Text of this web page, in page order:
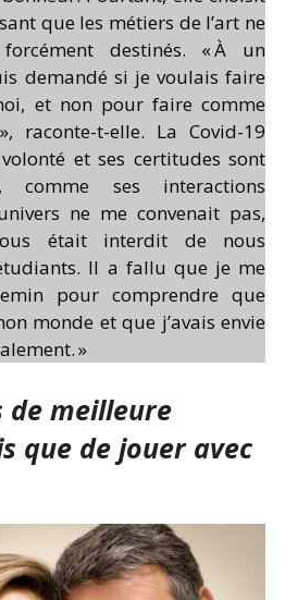
que les métiers de l’art ne
destinés. « À un
demandé si je voulais faire
et non pour faire comme
raconte-t-elle. La Covid-19
et ses certitudes sont
comme ses interactions
ne me convenait pas,
était interdit de nous
Il a fallu que je me
pour comprendre que
monde et que j’avais envie
»
de meilleure
que de jouer avec